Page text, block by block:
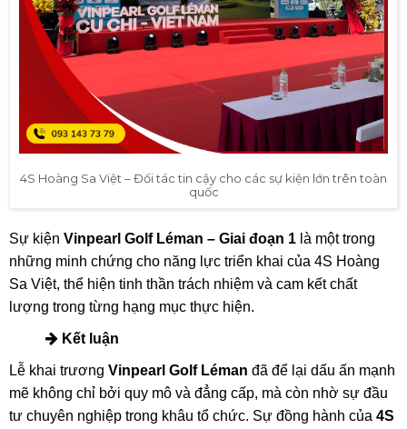
4S Hoàng Sa Việt – Đối tác tin cậy cho các sự kiện lớn trên toàn
quốc
Sự kiện Vinpearl Golf Léman – Giai đoạn 1 là một trong
những minh chứng cho năng lực triển khai của 4S Hoàng
Sa Việt, thể hiện tinh thần trách nhiệm và cam kết chất
lượng trong từng hạng mục thực hiện.
Kết luận
Lễ khai trương Vinpearl Golf Léman đã để lại dấu ấn mạnh
mẽ không chỉ bởi quy mô và đẳng cấp, mà còn nhờ sự đầu
tư chuyên nghiệp trong khâu tổ chức. Sự đồng hành của 4S